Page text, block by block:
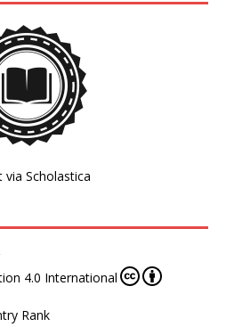
via Scholastica
4.0 International